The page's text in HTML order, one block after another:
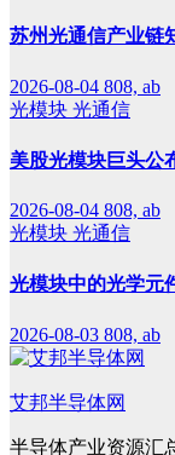
苏州光通信产业链
2026-08-04 808, ab
光模块 光通信
美股光模块巨头公
2026-08-04 808, ab
光模块 光通信
光模块中的光学元
2026-08-03 808, ab
艾邦半导体网
半导体产业资源汇